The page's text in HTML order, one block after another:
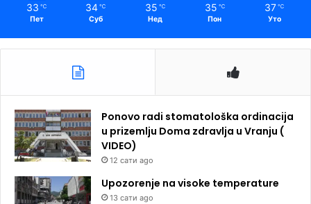
33 ℃
Пет
34 ℃
Суб
35 ℃
Нед
35 ℃
Пон
37 ℃
Уто
Ponovo radi stomatološka ordinacija
u prizemlju Doma zdravlja u Vranju (
VIDEO)
12 сати ago
Upozorenje na visoke temperature
13 сати ago